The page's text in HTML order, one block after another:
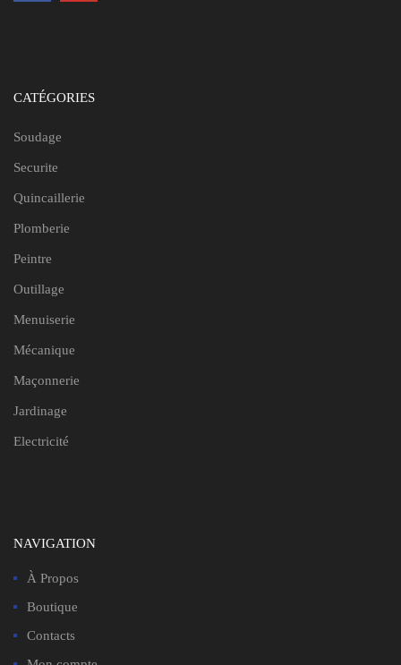
CATÉGORIES
Soudage
Securite
Quincaillerie
Plomberie
Peintre
Outillage
Menuiserie
Mécanique
Maçonnerie
Jardinage
Electricité
NAVIGATION
À Propos
Boutique
Contacts